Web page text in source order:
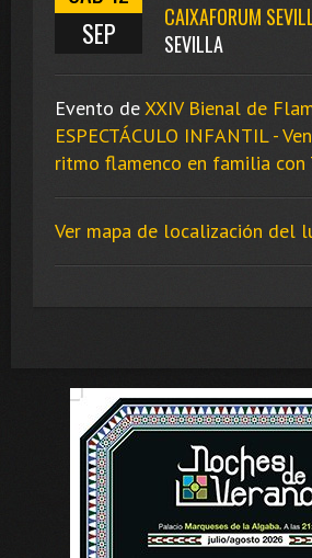
SEP
CAIXAFORUM
SEVILLA
Evento deXXIV Bienal de
ESPECTÁCULO INFANTIL -
ritmo flamenco en familia
Ver mapa de localización del